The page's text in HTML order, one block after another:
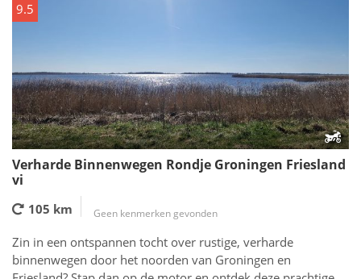
9.5
Verharde Binnenwegen Rondje Groningen Friesland
vi
105 km Geen kenmerken gevonden
Zin in een ontspannen tocht over rustige, verharde
binnenwegen door het noorden van Groningen en